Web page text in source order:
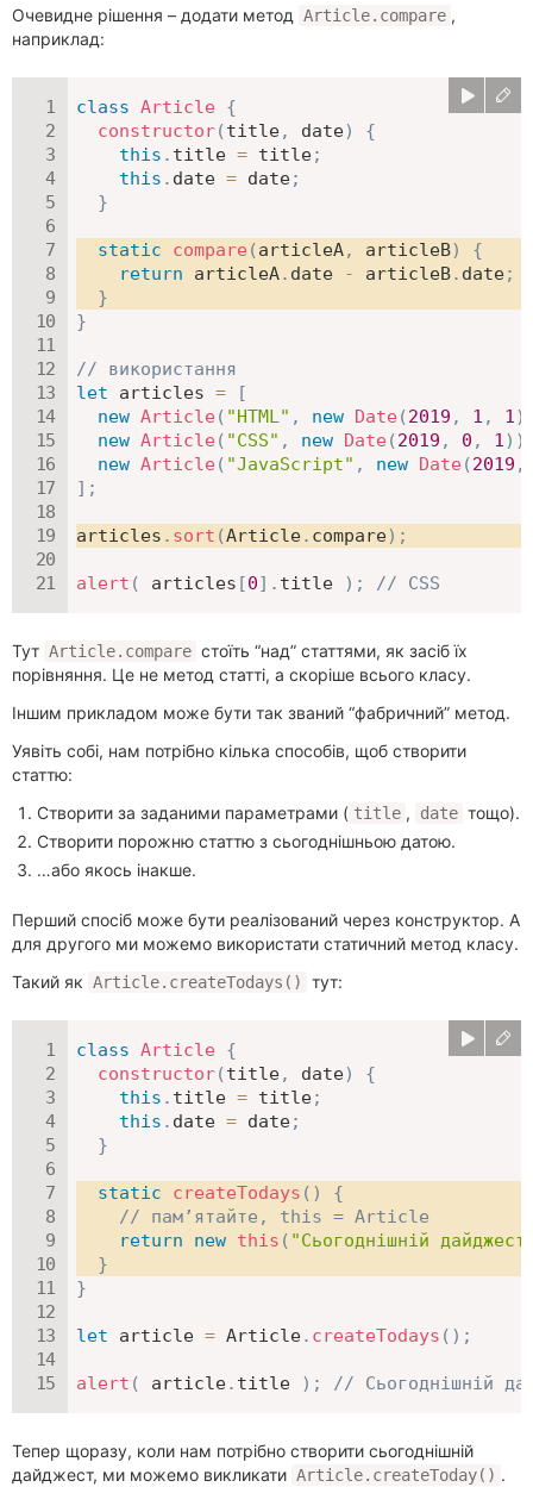
Очевидне рішення – додати метод Article.compare ,
наприклад:
class Article
{
constructor(title, date)
{
this . title = title;
this . date = date;
}
static compare (articleA, articleB)
{
return articleA. date - articleB. date;
}
}
// використання
let articles =
[
new Article ( "HTML" , new Date (2019 , 1 , 1)
new Article ( "CSS" , new Date (2019 , 0 , 1) )
new Article ( "JavaScript" , new Date (2019 ,
] ;
articles . sort (Article. compare) ;
alert ( articles [0] . title ) ; // CSS
Тут Article.compare стоїть “над” статтями, як засіб їх
порівняння. Це не метод статті, а скоріше всього класу.
Іншим прикладом може бути так званий “фабричний” метод.
Уявіть собі, нам потрібно кілька способів, щоб створити
статтю:
Створити за заданими параметрами ( title , date тощо).
Створити порожню статтю з сьогоднішньою датою.
…або якось інакше.
Перший спосіб може бути реалізований через конструктор. А
для другого ми можемо використати статичний метод класу.
Такий як Article.createTodays() тут:
class Article
{
constructor(title, date)
{
this . title = title;
this . date = date;
}
static createTodays ( )
{
// пам’ятайте, this = Article
return
new this ( "Сьогоднішній
}
}
let article = Article. createTodays ( ) ;
alert ( article. title ) ; // Сьогоднішній
Тепер щоразу, коли нам потрібно створити сьогоднішній
дайджест, ми можемо викликати Article.createToday() .